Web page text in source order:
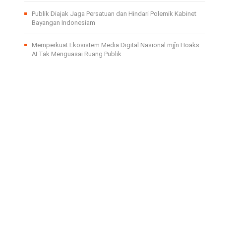
Publik Diajak Jaga Persatuan dan Hindari Polemik Kabinet
Bayangan Indonesiam
Memperkuat Ekosistem Media Digital Nasional mjǰn̈ Hoaks
AI Tak Menguasai Ruang Publik